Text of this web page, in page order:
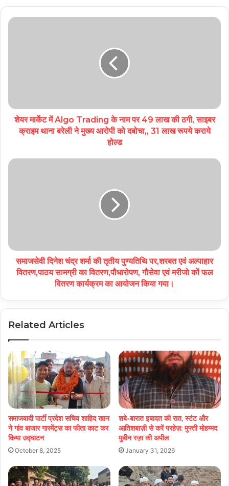
शेयर मार्केट में Algo Trading के नाम पर 49 लाख की ठगी, साइबर
क्राइम थाना बरेली ने मुख्य आरोपी को दबोचा,, 31 लाख रूपये कराये
होल्ड
समाजसेवी दिनेश चंद्र शर्मा की तृतीय पुण्यतिथि पर,शरबत एवं अल्पाहार
वितरण,पाठय सामग्री का वितरण,पौधारोपण, गौसेवा एवं मरीजो कों फल
वितरण कार्यक्रम का आयोजन किया गया।
Related Articles
समाजवादी पार्टी प्रदेश सचिव शाहिद खान
ने गांव बाजार गारमेंट्स का फीता काट कर
किया उद्घाटन
October 8, 2025
शबे-बारात इबादत की रात, स्टंट और
आतिशबाज़ी से करें परहेज़: मुफ्ती मोहम्मद
मुबीन रज़ा की अपील
January 31, 2026